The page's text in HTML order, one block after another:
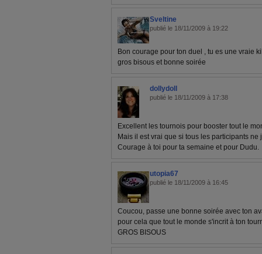
Sveltine
publié le 18/11/2009 à 19:22
Bon courage pour ton duel , tu es une vraie
gros bisous et bonne soirée
dollydoll
publié le 18/11/2009 à 17:38
Excellent les tournois pour booster tout le
Mais il est vrai que si tous les participants
Courage à toi pour ta semaine et pour Dudu.
utopia67
publié le 18/11/2009 à 16:45
Coucou, passe une bonne soirée avec ton
pour cela que tout le monde s'incrit à ton
GROS BISOUS